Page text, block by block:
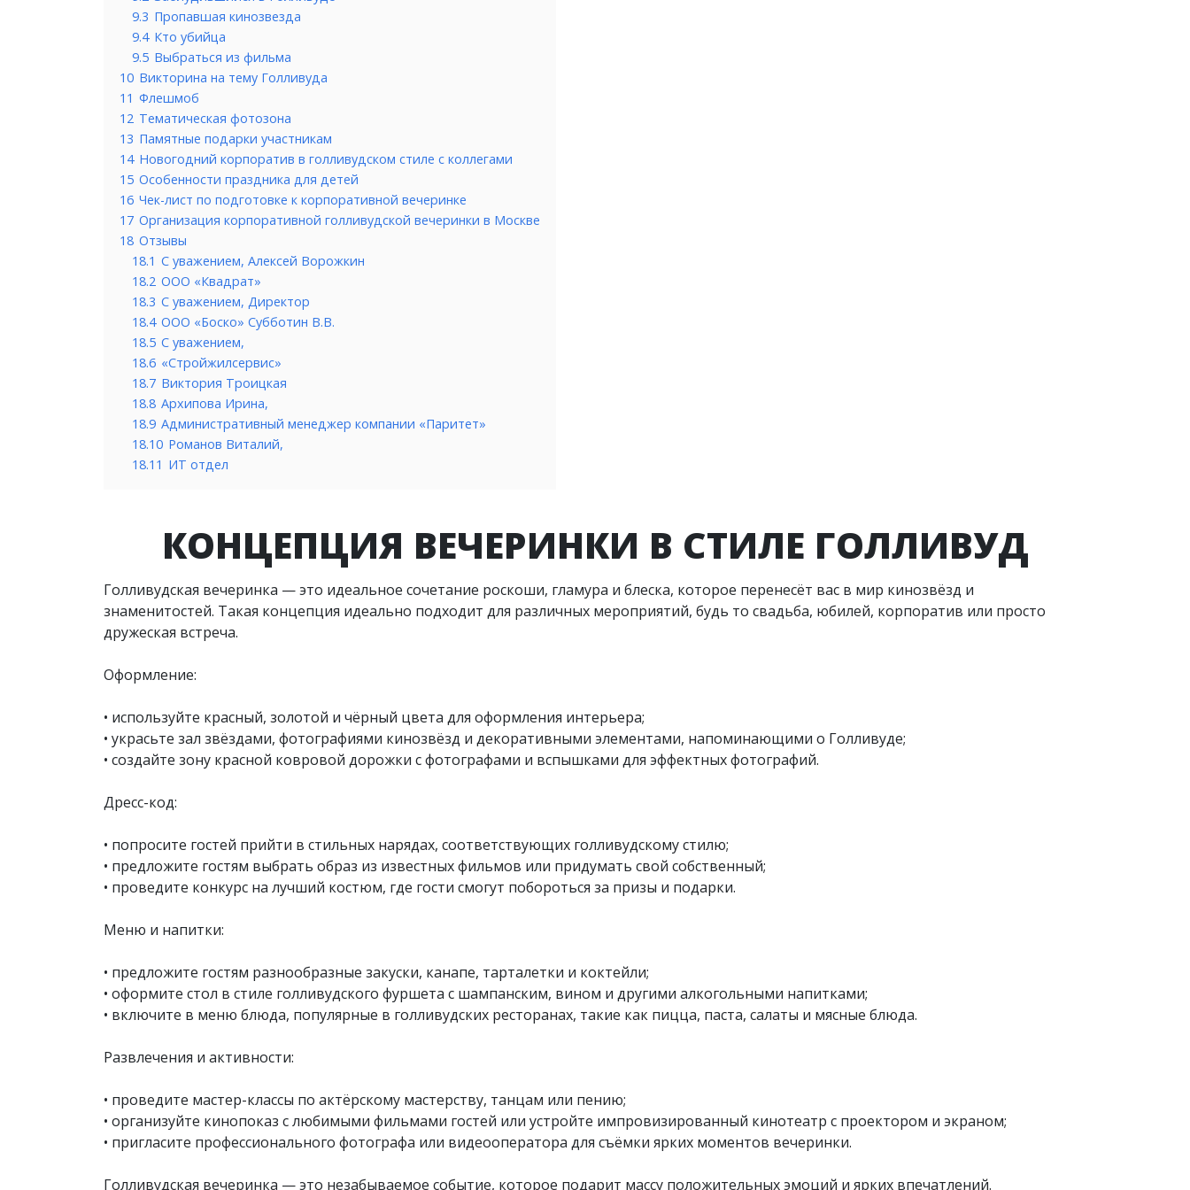
9.3 Пропавшая кинозвезда
9.4 Кто убийца
9.5 Выбраться из фильма
10 Викторина на тему Голливуда
11 Флешмоб
12 Тематическая фотозона
13 Памятные подарки участникам
14 Новогодний корпоратив в голливудском стиле с коллегами
15 Особенности праздника для детей
16 Чек-лист по подготовке к корпоративной вечеринке
17 Организация корпоративной голливудской вечеринки в Москве
18 Отзывы
18.1 С уважением, Алексей Ворожкин
18.2 ООО «Квадрат»
18.3 С уважением, Директор
18.4 ООО «Боско» Субботин В.В.
18.5 С уважением,
18.6 «Стройжилсервис»
18.7 Виктория Троицкая
18.8 Архипова Ирина,
18.9 Административный менеджер компании «Паритет»
18.10 Романов Виталий,
18.11 ИТ отдел
КОНЦЕПЦИЯ ВЕЧЕРИНКИ В СТИЛЕ ГОЛЛИВУД
Голливудская вечеринка — это идеальное сочетание роскоши, гламура и блеска, которое перенесёт вас в мир кинозвёзд и
знаменитостей. Такая концепция идеально подходит для различных мероприятий, будь то свадьба, юбилей, корпоратив или просто
дружеская встреча.
Оформление:
• используйте красный, золотой и чёрный цвета для оформления интерьера;
• украсьте зал звёздами, фотографиями кинозвёзд и декоративными элементами, напоминающими о Голливуде;
• создайте зону красной ковровой дорожки с фотографами и вспышками для эффектных фотографий.
Дресс-код:
• попросите гостей прийти в стильных нарядах, соответствующих голливудскому стилю;
• предложите гостям выбрать образ из известных фильмов или придумать свой собственный;
• проведите конкурс на лучший костюм, где гости смогут побороться за призы и подарки.
Меню и напитки:
• предложите гостям разнообразные закуски, канапе, тарталетки и коктейли;
• оформите стол в стиле голливудского фуршета с шампанским, вином и другими алкогольными напитками;
• включите в меню блюда, популярные в голливудских ресторанах, такие как пицца, паста, салаты и мясные блюда.
Развлечения и активности:
• проведите мастер-классы по актёрскому мастерству, танцам или пению;
• организуйте кинопоказ с любимыми фильмами гостей или устройте импровизированный кинотеатр с проектором и экраном;
• пригласите профессионального фотографа или видеооператора для съёмки ярких моментов вечеринки.
Голливудская вечеринка — это незабываемое событие, которое подарит массу положительных эмоций и ярких впечатлений.